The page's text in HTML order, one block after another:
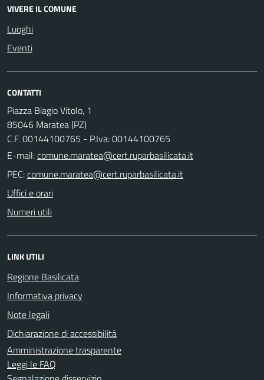
VIVERE IL COMUNE
Luoghi
Eventi
CONTATTI
Piazza Biagio Vitolo, 1
85046 Maratea (PZ)
C.F. 00144100765 - P.Iva: 00144100765
E-mail:
PEC:
Uffici e orari
Numeri utili
LINK UTILI
Regione Basilicata
Informativa privacy
Note legali
Dichiarazione di accessibilità
Amministrazione trasparente
Leggi le FAQ